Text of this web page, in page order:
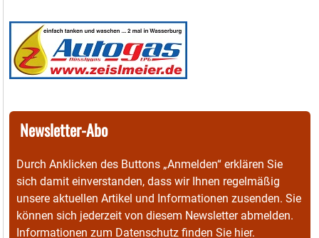
Newsletter-Abo
Durch Anklicken des Buttons „Anmelden“ erklären Sie
sich damit einverstanden, dass wir Ihnen regelmäßig
unsere aktuellen Artikel und Informationen zusenden. Sie
können sich jederzeit von diesem Newsletter abmelden.
Informationen zum Datenschutz finden Sie hier.